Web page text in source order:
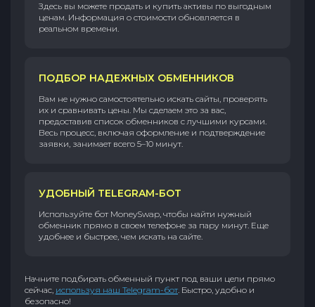
Здесь вы можете продать и купить активы по выгодным
ценам. Информация о стоимости обновляется в
реальном времени.
ПОДБОР НАДЕЖНЫХ ОБМЕННИКОВ
Вам не нужно самостоятельно искать сайты, проверять
их и сравнивать цены. Мы сделаем это за вас,
предоставив список обменников с лучшими курсами.
Весь процесс, включая оформление и подтверждение
заявки, занимает всего 5–10 минут.
УДОБНЫЙ TELEGRAM-БОТ
Используйте бот MoneySwap, чтобы найти нужный
обменник прямо в своем телефоне за пару минут. Еще
удобнее и быстрее, чем искать на сайте.
Начните подбирать обменный пункт под ваши цели прямо
сейчас, используя наш Telegram-бот. Быстро, удобно и
безопасно!